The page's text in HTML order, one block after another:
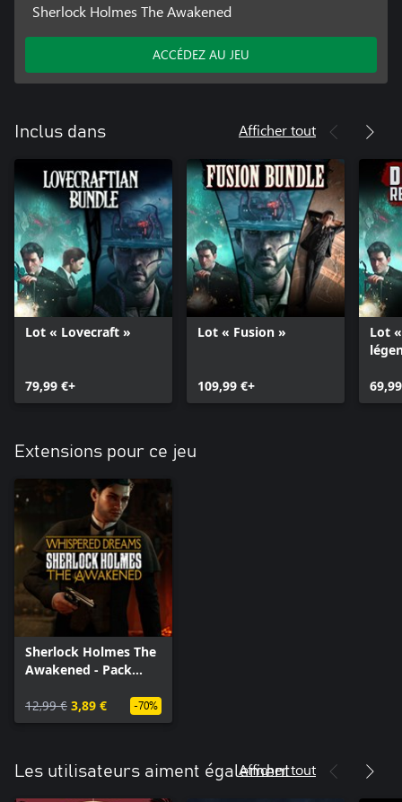
Sherlock Holmes The Awakened
ACCÉDEZ AU JEU
Inclus dans Afficher tout
Lot « Lovecraft »
79,99 €+
Lot « Fusion »
109,99 €+
Lot
Extensions pour ce jeu
Sherlock Holmes The
Awakened - Pack
Songes et murmures
»
12,99 € 3,89 € -70%
Les utilisateurs aiment également
Afficher tout